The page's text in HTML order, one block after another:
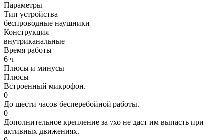
Параметры
Тип устройства
беспроводные наушники
Конструкция
внутриканальные
Время работы
6 ч
Плюсы и минусы
Плюсы
Встроенный микрофон.
0
До шести часов бесперебойной работы.
0
Дополнительное крепление за ухо не даст им выпасть при
активных движениях.